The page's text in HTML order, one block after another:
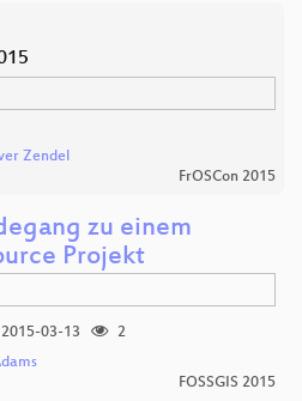
Zendel
FrOSCon 2015
zu einem
Projekt
2015-03-13
2
FOSSGIS 2015